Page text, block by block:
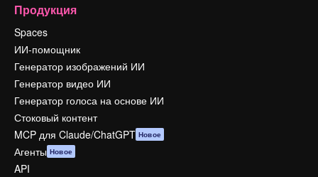
Продукция
Spaces
ИИ-помощник
Генератор изображений ИИ
Генератор видео ИИ
Генератор голоса на основе ИИ
Стоковый контент
MCP для Claude/ChatGPT Новое
Агенты Новое
API